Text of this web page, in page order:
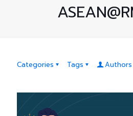
Categories Tags Authors